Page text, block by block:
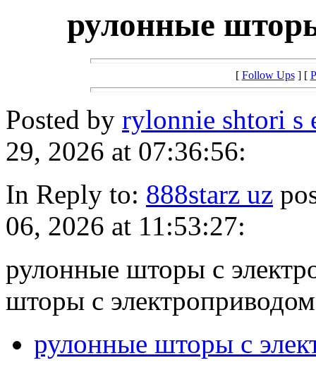
рулонные
[ Follow Ups] [
Posted by rylonnie shtori s
29, 2026 at 07:36:56:
In Reply to: 888starz uz
06, 2026 at 11:53:27:
рулонные шторы с
шторы с
рулонные шторы с